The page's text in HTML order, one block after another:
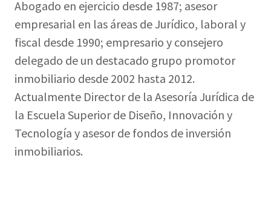
Abogado en ejercicio desde 1987; asesor
empresarial en las áreas de Jurídico, laboral y
fiscal desde 1990; empresario y consejero
delegado de un destacado grupo promotor
inmobiliario desde 2002 hasta 2012.
Actualmente Director de la Asesoría Jurídica de
la Escuela Superior de Diseño, Innovación y
Tecnología y asesor de fondos de inversión
inmobiliarios.